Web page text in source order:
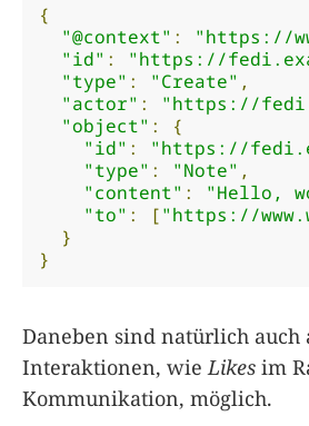
{
"@context" :
"https://
"id" :
"https://
"type" : "Create" ,
"actor" :
"https://
"object" :
{
"id" :
"https://
"type" : "Note" ,
"content" : "Hello,
"to" : ["https://
}
}
Daneben sind natürlich auch
Interaktionen, wie Likes im
Kommunikation, möglich.